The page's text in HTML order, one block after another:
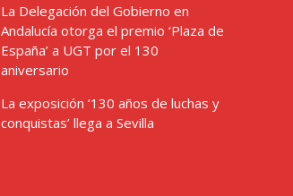
La Delegación del Gobierno en
Andalucía otorga el premio ‘Plaza de
España’ a UGT por el 130
aniversario
La exposición ‘130 años de luchas y
conquistas’ llega a Sevilla